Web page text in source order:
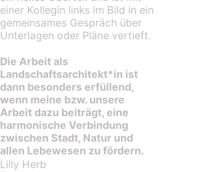
Die Arbeit als
Landschaftsarchitekt*in ist
dann besonders erfüllend,
wenn meine bzw. unsere
Arbeit dazu beiträgt, eine
harmonische Verbindung
zwischen Stadt, Natur und
allen Lebewesen zu fördern.
Lilly Herb